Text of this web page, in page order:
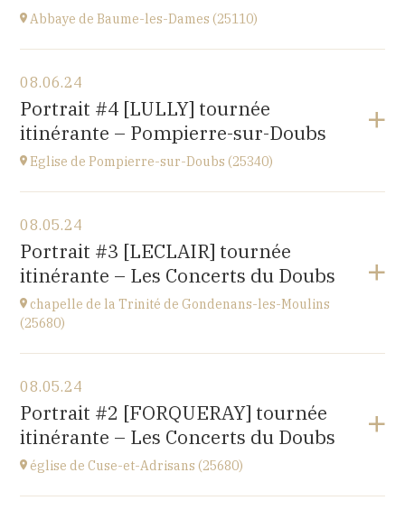
Abbaye de Baume-les-Dames (25110)
Abbaye Sainte-Odile
place de l'abbaye, 25110 Baume-les-Dames
at20H00
08.06.24
Portrait #4 [LULLY] tournée
itinérante – Pompierre-sur-Doubs
Eglise de Pompierre-sur-Doubs (25340)
Eglise de Pompierre-sur-Doubs (25340)
3 chemin de l'église
at20H00
08.05.24
Portrait #3 [LECLAIR] tournée
itinérante – Les Concerts du Doubs
chapelle de la Trinité de Gondenans-les-Moulins
(25680)
Gondenans-les-Moulins
(25680)
at18H00
08.05.24
Portrait #2 [FORQUERAY] tournée
itinérante – Les Concerts du Doubs
église de Cuse-et-Adrisans (25680)